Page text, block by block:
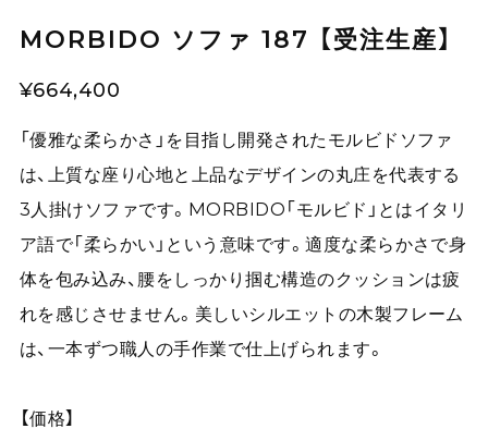
MORBIDO ソファ 187 【受注生産】
¥664,400
「優雅な柔らかさ」を目指し開発されたモルビドソファ
は、上質な座り心地と上品なデザインの丸庄を代表する
3人掛けソファです。MORBIDO「モルビド」とはイタリ
ア語で「柔らかい」という意味です。適度な柔らかさで身
体を包み込み、腰をしっかり掴む構造のクッションは疲
れを感じさせません。美しいシルエットの木製フレーム
は、一本ずつ職人の手作業で仕上げられます。
【価格】